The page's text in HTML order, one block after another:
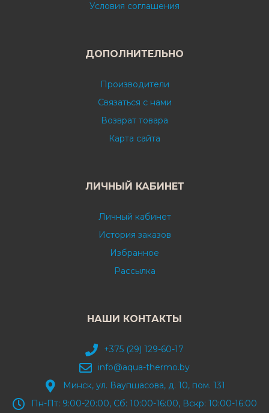
Условия соглашения
ДОПОЛНИТЕЛЬНО
Производители
Связаться с нами
Возврат товара
Карта сайта
ЛИЧНЫЙ КАБИНЕТ
Личный кабинет
История заказов
Избранное
Рассылка
НАШИ КОНТАКТЫ
+375 (29) 129-60-17
info@aqua-thermo.by
Минск, ул. Ваупшасова, д. 10, пом. 131
Пн-Пт: 9:00-20:00, Сб: 10:00-16:00, Вскр: 10:00-16:00